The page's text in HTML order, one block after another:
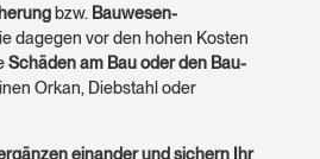
bzw. Bauwesen­
dagegen vor den hohen Kosten
Schäden am Bau oder den Bau­
Orkan, Diebstahl oder
einander und sichern Ihr